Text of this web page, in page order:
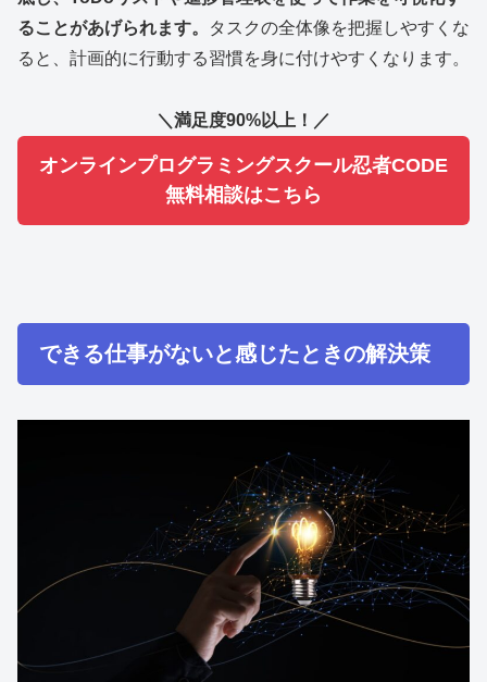
ることがあげられます。
タスクの全体像を把握しやすくな
ると、計画的に行動する習慣を身に付けやすくなります。
＼満足度90%以上！／
オンラインプログラミングスクール忍者CODE
無料相談はこちら
できる仕事がないと感じたときの解決策